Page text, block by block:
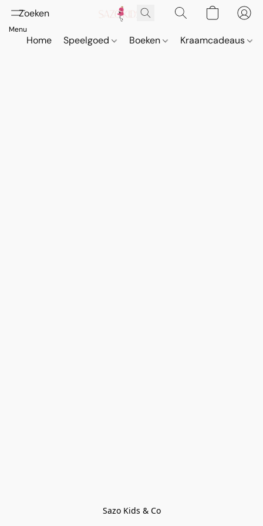
Home Speelgoed Boeken Kraamcadeaus
Sazo Kids & Co